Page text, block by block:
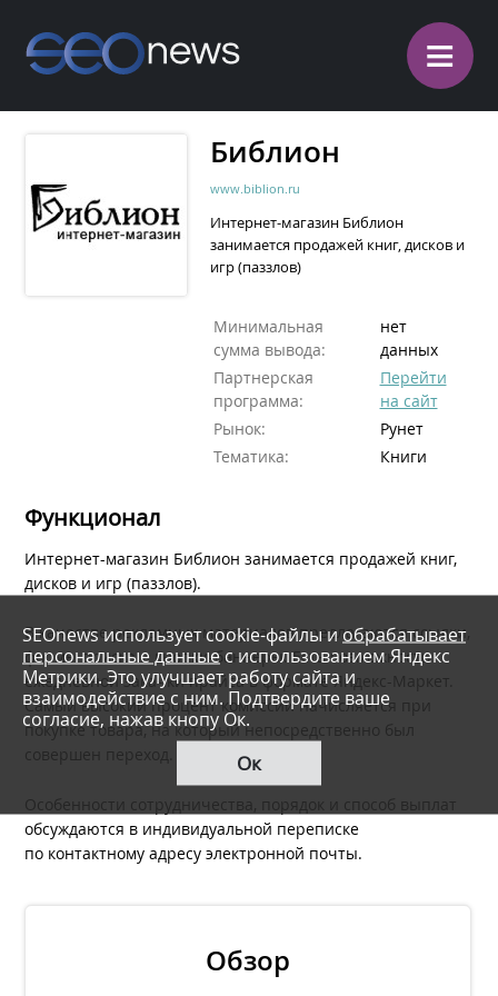
≡
Библион
www.biblion.ru
Интернет-магазин Библион
занимается продажей книг, дисков и
игр (паззлов)
Минимальная
сумма вывода:
нет
данных
Партнерская
программа:
Перейти
на сайт
Рынок:
Рунет
Тематика:
Книги
Функционал
Интернет-магазин Библион занимается продажей книг,
дисков и игр (паззлов).
В качестве рекламных материалов предлагаются ссылки,
формы поиска и кнопки-баннеры. Есть возможность
ежедневной закачки прайса в формате Яндекс-Маркет.
Самый высокий процент комиссии начисляется при
покупке товара, на который непосредственно был
совершен переход.
Особенности сотрудничества, порядок и способ выплат
обсуждаются в индивидуальной переписке
по контактному адресу электронной почты.
Обзор
SEOnews использует cookie-файлы иобрабатывает
персональные данныес использованием Яндекс
Метрики. Это улучшает работу сайта и
взаимодействие с ним. Подтвердите ваше
согласие, нажав кнопу Ок.
Ок